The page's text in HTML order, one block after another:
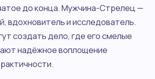
до конца. Мужчина-Стрелец —
вдохновитель и исследователь.
создать дело, где его смелые
надёжное воплощение